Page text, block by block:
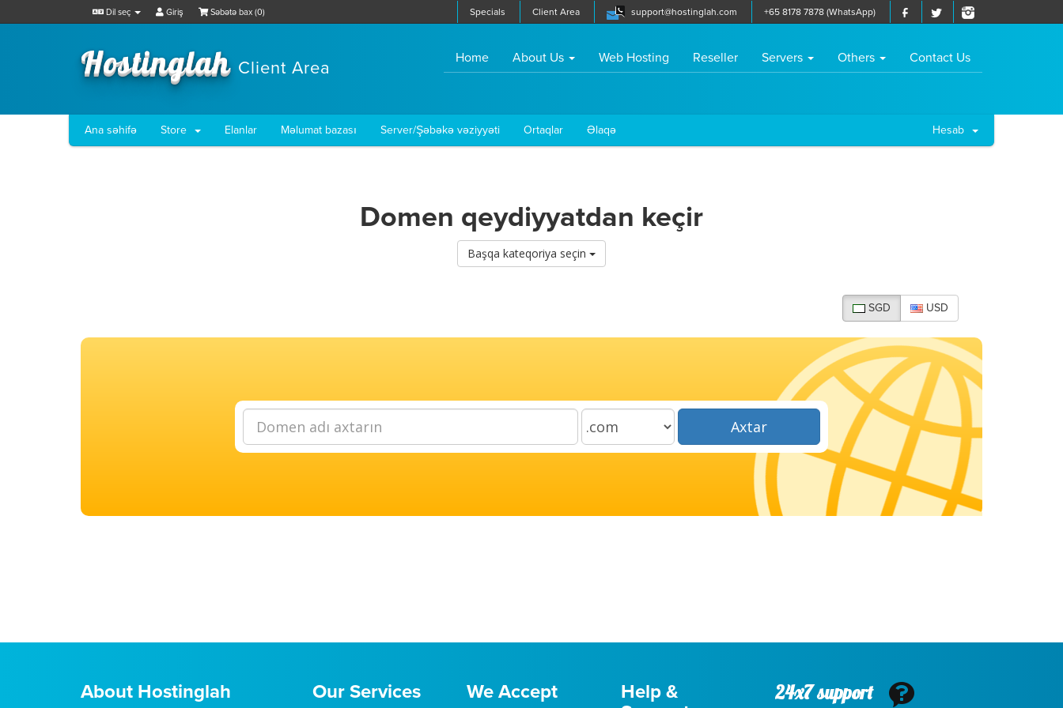
Dil seç Giriş Səbətə bax (0) Specials Client Area support@hostinglah.com +65 8178 7878 (WhatsApp)
Hostinglah Client Area Home(current)About Us Web Hosting Reseller Servers Others Contact Us
Ana səhifə Store Elanlar Məlumat bazası Server/Şəbəkə vəziyyəti Ortaqlar Əlaqə Hesab
Domen qeydiyyatdan keçir
Başqa kateqoriya seçin
SGD USD
Axtar
About Hostinglah Our Services We Accept
Help &
24x7 support